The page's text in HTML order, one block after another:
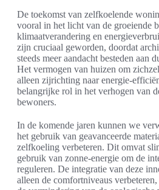
De toekomst van zelfkoelende
vooral in het licht van de groeiende
klimaatverandering en
zijn cruciaal geworden, doordat
steeds meer aandacht besteden aan
Het vermogen van huizen om
alleen zijrichting naar energie-
belangrijke rol in het verhogen van
bewoners.
In de komende jaren kunnen we
het gebruik van geavanceerde
zelfkoeling verbeteren. Dit omvat
gebruik van zonne-energie om de
reguleren. De integratie van deze
alleen de comfortniveaus